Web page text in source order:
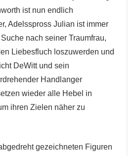
ist nun endlich
Adelsspross Julian ist immer
nach seiner Traumfrau,
Liebesfluch loszuwerden und
DeWitt und sein
Handlanger
wieder alle Hebel in
ihren Zielen näher zu
gezeichneten Figuren